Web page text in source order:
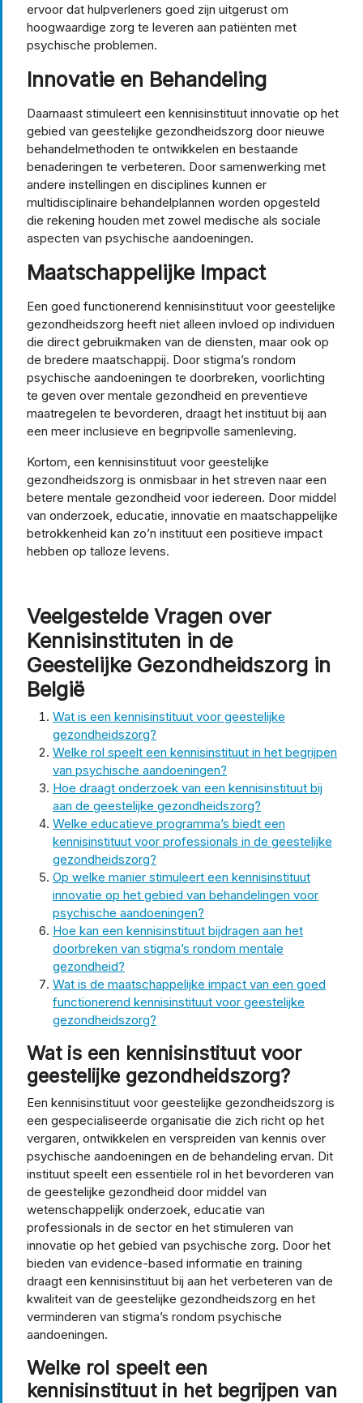
ervoor dat hulpverleners goed zijn uitgerust om
hoogwaardige zorg te leveren aan patiënten met
psychische problemen.
Innovatie en Behandeling
Daarnaast stimuleert een kennisinstituut innovatie op het
gebied van geestelijke gezondheidszorg door nieuwe
behandelmethoden te ontwikkelen en bestaande
benaderingen te verbeteren. Door samenwerking met
andere instellingen en disciplines kunnen er
multidisciplinaire behandelplannen worden opgesteld
die rekening houden met zowel medische als sociale
aspecten van psychische aandoeningen.
Maatschappelijke Impact
Een goed functionerend kennisinstituut voor geestelijke
gezondheidszorg heeft niet alleen invloed op individuen
die direct gebruikmaken van de diensten, maar ook op
de bredere maatschappij. Door stigma’s rondom
psychische aandoeningen te doorbreken, voorlichting
te geven over mentale gezondheid en preventieve
maatregelen te bevorderen, draagt het instituut bij aan
een meer inclusieve en begripvolle samenleving.
Kortom, een kennisinstituut voor geestelijke
gezondheidszorg is onmisbaar in het streven naar een
betere mentale gezondheid voor iedereen. Door middel
van onderzoek, educatie, innovatie en maatschappelijke
betrokkenheid kan zo’n instituut een positieve impact
hebben op talloze levens.
Veelgestelde Vragen over
Kennisinstituten in de
Geestelijke Gezondheidszorg in
België
Wat is een kennisinstituut voor geestelijke
gezondheidszorg?
Welke rol speelt een kennisinstituut in het begrijpen
van psychische aandoeningen?
Hoe draagt onderzoek van een kennisinstituut bij
aan de geestelijke gezondheidszorg?
Welke educatieve programma’s biedt een
kennisinstituut voor professionals in de geestelijke
gezondheidszorg?
Op welke manier stimuleert een kennisinstituut
innovatie op het gebied van behandelingen voor
psychische aandoeningen?
Hoe kan een kennisinstituut bijdragen aan het
doorbreken van stigma’s rondom mentale
gezondheid?
Wat is de maatschappelijke impact van een goed
functionerend kennisinstituut voor geestelijke
gezondheidszorg?
Wat is een kennisinstituut voor
geestelijke gezondheidszorg?
Een kennisinstituut voor geestelijke gezondheidszorg is
een gespecialiseerde organisatie die zich richt op het
vergaren, ontwikkelen en verspreiden van kennis over
psychische aandoeningen en de behandeling ervan. Dit
instituut speelt een essentiële rol in het bevorderen van
de geestelijke gezondheid door middel van
wetenschappelijk onderzoek, educatie van
professionals in de sector en het stimuleren van
innovatie op het gebied van psychische zorg. Door het
bieden van evidence-based informatie en training
draagt een kennisinstituut bij aan het verbeteren van de
kwaliteit van de geestelijke gezondheidszorg en het
verminderen van stigma’s rondom psychische
aandoeningen.
Welke rol speelt een
kennisinstituut in het begrijpen van